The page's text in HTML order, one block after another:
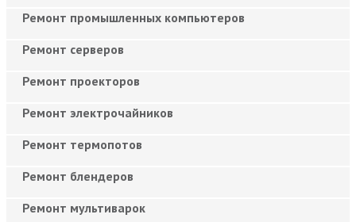
Ремонт промышленных компьютеров
Ремонт серверов
Ремонт проекторов
Ремонт электрочайников
Ремонт термопотов
Ремонт блендеров
Ремонт мультиварок